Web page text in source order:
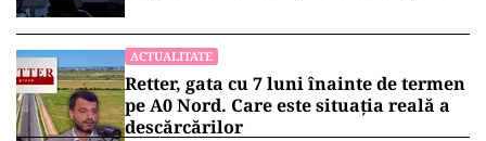
ACTUALITATE
Retter, gata cu 7 luni înainte de termen
pe A0 Nord. Care este situația reală a
descărcărilor